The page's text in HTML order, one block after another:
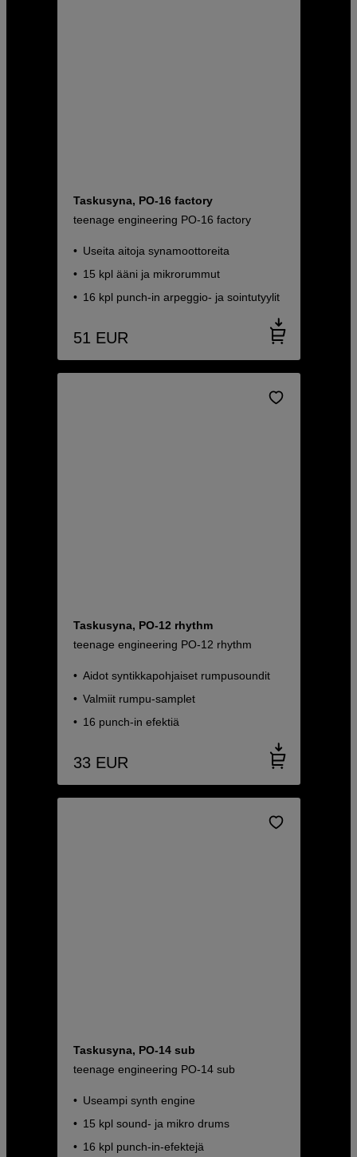
Taskusyna, PO-16 factory
teenage engineering PO-16 factory
Useita aitoja synamoottoreita
15 kpl ääni ja mikrorummut
16 kpl punch-in arpeggio- ja sointutyylit
51 EUR
Taskusyna, PO-12 rhythm
teenage engineering PO-12 rhythm
Aidot syntikkapohjaiset rumpusoundit
Valmiit rumpu-samplet
16 punch-in efektiä
33 EUR
Taskusyna, PO-14 sub
teenage engineering PO-14 sub
Useampi synth engine
15 kpl sound- ja mikro drums
16 kpl punch-in-efektejä